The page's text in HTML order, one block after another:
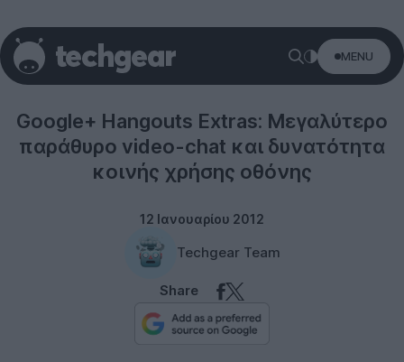
MENU
Social networks
Google+ Hangouts Extras: Μεγαλύτερo
παράθυρο video-chat και δυνατότητα
κοινής χρήσης οθόνης
12 Ιανουαρίου 2012
Techgear Team
Share